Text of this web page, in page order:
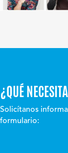
¿QUÉ
Solicítanos
formulario: